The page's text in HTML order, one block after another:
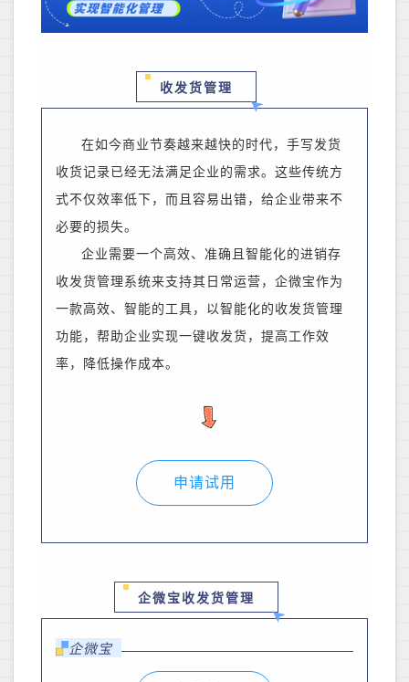
收发货管理
在如今商业节奏越来越快的时代，手写发货
收货记录已经无法满足企业的需求。这些传统方
式不仅效率低下，而且容易出错，给企业带来不
必要的损失。
企业需要一个高效、准确且智能化的进销存
收发货管理系统来支持其日常运营 ， 企微宝作为
一款高效、智能的工具， 以智能化的收发货管理
功能，帮助企业实现一键收发货，提高工作效
率，降低操作成本。
申请试用
企微宝收发货管理
企微宝